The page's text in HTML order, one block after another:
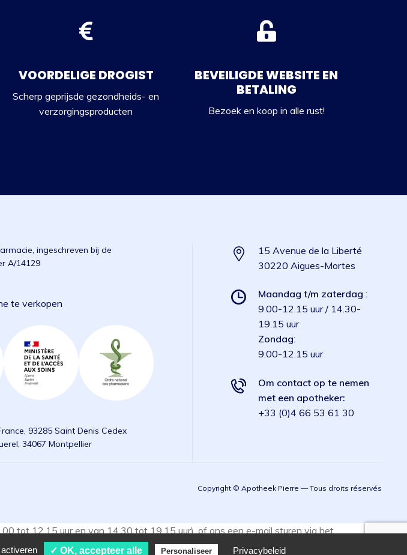
VOORDELIGE DROGIST
Scherp geprijsde gezondheids- en
verzorgingsproducten
BEVEILIGDE WEBSITE EN
BETALING
Bezoek en koop in alle rust!
ingeschreven bij de
A/14129
te verkopen
93285 Saint Denis Cedex
34067 Montpellier
15 Avenue de la Liberté
30220 Aigues-Mortes
Maandag t/m zaterdag:
9.00-12.15 uur / 14.30-
19.15 uur
Zondag:
9.00-12.15 uur
Om contact op te nemen
met een apotheker:
+33 (0)4 66 53 61 30
Copyright © Apotheek Pierre — Tous droits réservés
tot 12.15 uur en van 14.30 tot 19.15 uur), of ons een e-mail sturen via het
✓ OK, accepteer alle Personaliseer Privacybeleid